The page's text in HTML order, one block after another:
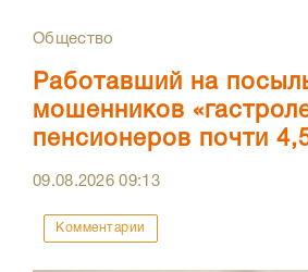
Общество
Работавший на
мошенников
пенсионеров почти
09.08.202609:13
Комментарии